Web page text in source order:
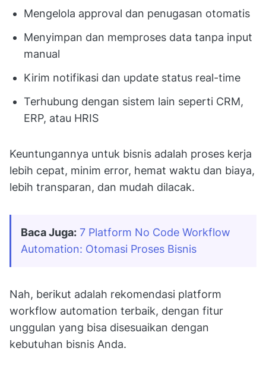
Mengelola approval dan penugasan otomatis
Menyimpan dan memproses data tanpa input
manual
Kirim notifikasi dan update status real-time
Terhubung dengan sistem lain seperti CRM,
ERP, atau HRIS
Keuntungannya untuk bisnis adalah proses kerja
lebih cepat, minim error, hemat waktu dan biaya,
lebih transparan, dan mudah dilacak.
Baca Juga: 7 Platform No Code Workflow
Automation: Otomasi Proses Bisnis
Nah, berikut adalah rekomendasi platform
workflow automation terbaik, dengan fitur
unggulan yang bisa disesuaikan dengan
kebutuhan bisnis Anda.